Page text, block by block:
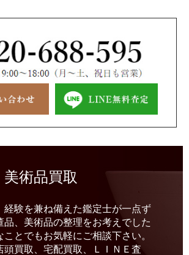
術品買取
経験を兼ね備えた鑑定士が一点ず
品、美術品の整理をお考えでした
ことでもお気軽にご相談下さい。
頭買取、宅配買取、ＬＩＮＥ査